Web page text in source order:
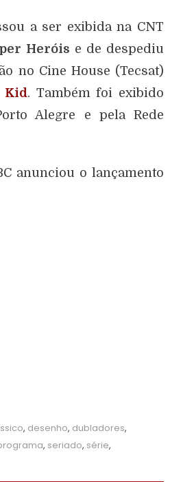
a ser exibida na CNT
Heróis e de despediu
no Cine House (Tecsat)
Kid. Também foi exibido
Alegre e pela Rede
anunciou o lançamento
, desenho, dubladores,
, seriado, série,